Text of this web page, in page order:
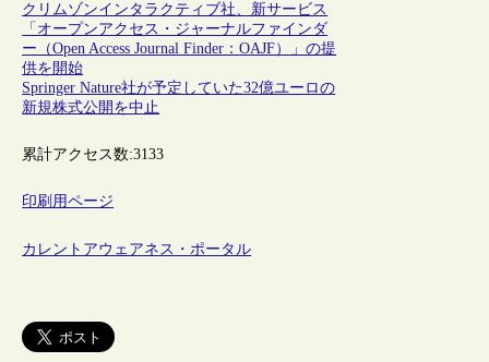
クリムゾンインタラクティブ社、新サービス
「オープンアクセス・ジャーナルファインダ
ー（Open Access Journal Finder：OAJF）」の提
供を開始
Springer Nature社が予定していた32億ユーロの
新規株式公開を中止
累計アクセス数:3133
印刷用ページ
カレントアウェアネス・ポータル